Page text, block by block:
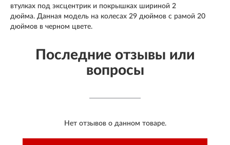
втулках под эксцентрик и покрышках шириной 2
дюйма. Данная модель на колесах 29 дюймов с рамой 20
дюймов в черном цвете.
Последние отзывы или
вопросы
Нет отзывов о данном товаре.